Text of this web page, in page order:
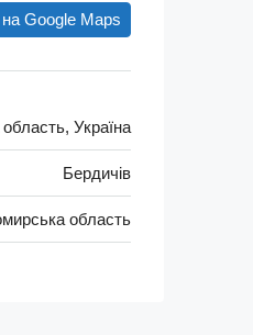
на Google Maps
Україна
Бердичів
область